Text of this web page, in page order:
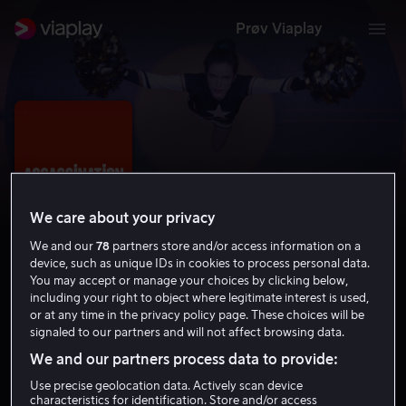
Prøv Viaplay
Assassination Nation
6.0 Komedie Krim 2018 1 t 43 min
15 år
We care about your privacy
We and our78 partners store and/or access information on a
device, such as unique IDs in cookies to process personal data.
You may accept or manage your choices by clicking below,
including your right to object where legitimate interest is used,
or at any time in the privacy policy page. These choices will be
signaled to our partners and will not affect browsing data.
We and our partners process data to provide:
Use precise geolocation data. Actively scan device
characteristics for identification. Store and/or access